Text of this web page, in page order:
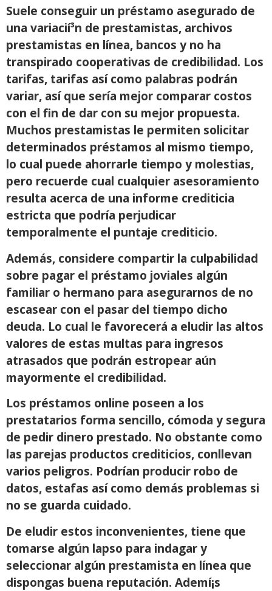
Suele conseguir un préstamo asegurado de
una variacií³n de prestamistas, archivos
prestamistas en línea, bancos y no ha
transpirado cooperativas de credibilidad. Los
tarifas, tarifas así­ como palabras podrán
variar, así que serí­a mejor comparar costos
con el fin de dar con su mejor propuesta.
Muchos prestamistas le permiten solicitar
determinados préstamos al mismo tiempo,
lo cual puede ahorrarle tiempo y molestias,
pero recuerde cual cualquier asesoramiento
resulta acerca de una informe crediticia
estricta que podría perjudicar
temporalmente el puntaje crediticio.
Además, considere compartir la culpabilidad
sobre pagar el préstamo joviales algún
familiar o hermano para asegurarnos de no
escasear con el pasar del tiempo dicho
deuda. Lo cual le favorecerá a eludir las altos
valores de estas multas para ingresos
atrasados ​​que podrán estropear aún
mayormente el credibilidad.
Los préstamos online poseen a los
prestatarios forma sencillo, cómoda y segura
de pedir dinero prestado. No obstante como
las parejas productos crediticios, conllevan
varios peligros. Podrían producir robo de
datos, estafas así­ como demás problemas si
no se guarda cuidado.
De eludir estos inconvenientes, tiene que
tomarse algún lapso para indagar y
seleccionar algún prestamista en línea que
dispongas buena reputación. Ademí¡s